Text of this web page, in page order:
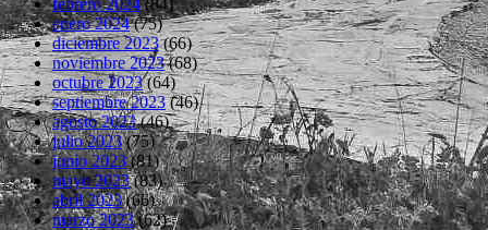
enero 2024(75)
diciembre 2023(66)
noviembre 2023(68)
octubre 2023(64)
septiembre 2023(46)
agosto 2023(46)
julio 2023(75)
junio 2023(81)
mayo 2023(83)
abril 2023(66)
marzo 2023(62)